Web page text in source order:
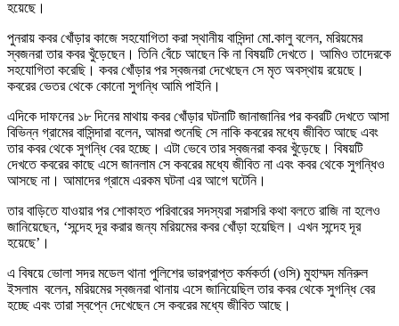
হয়েছে।
পুনরায় কবর খোঁড়ার কাজে সহযোগিতা করা স্থানীয় বাসিন্দা মো.কালু বলেন, মরিয়মের
স্বজনরা তার কবর খুঁড়েছেন। তিনি বেঁচে আছেন কি না বিষয়টি দেখতে। আমিও তাদেরকে
সহযোগিতা করেছি। কবর খোঁড়ার পর স্বজনরা দেখেছেন সে মৃত অবস্থায় রয়েছে।
কবরের ভেতর থেকে কোনো সুগন্ধি আমি পাইনি।
এদিকে দাফনের ১৮ দিনের মাথায় কবর খোঁড়ার ঘটনাটি জানাজানির পর কবরটি দেখতে আসা
বিভিন্ন গ্রামের বাসিন্দারা বলেন, আমরা শুনেছি সে নাকি কবরের মধ্যে জীবিত আছে এবং
তার কবর থেকে সুগন্ধি বের হচ্ছে। এটা ভেবে তার স্বজনরা কবর খুঁড়েছে। বিষয়টি
দেখতে কবরের কাছে এসে জানলাম সে কবরের মধ্যে জীবিত না এবং কবর থেকে সুগন্ধিও
আসছে না। আমাদের গ্রামে এরকম ঘটনা এর আগে ঘটেনি।
তার বাড়িতে যাওয়ার পর শোকাহত পরিবারের সদস্যরা সরাসরি কথা বলতে রাজি না হলেও
জানিয়েছেন, ‘সন্দেহ দূর করার জন্য মরিয়মের কবর খোঁড়া হয়েছিল। এখন সন্দেহ দূর
হয়েছে’।
এ বিষয়ে ভোলা সদর মডেল থানা পুলিশের ভারপ্রাপ্ত কর্মকর্তা (ওসি) মুহাম্মদ মনিরুল
ইসলাম বলেন, মরিয়মের স্বজনরা থানায় এসে জানিয়েছিল তার কবর থেকে সুগন্ধি বের
হচ্ছে এবং তারা স্বপ্নে দেখেছেন সে কবরের মধ্যে জীবিত আছে।